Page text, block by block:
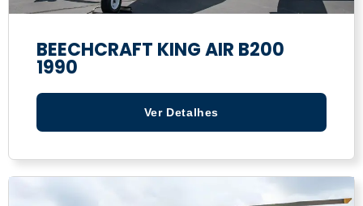
BEECHCRAFT KING AIR B200
1990
Ver Detalhes